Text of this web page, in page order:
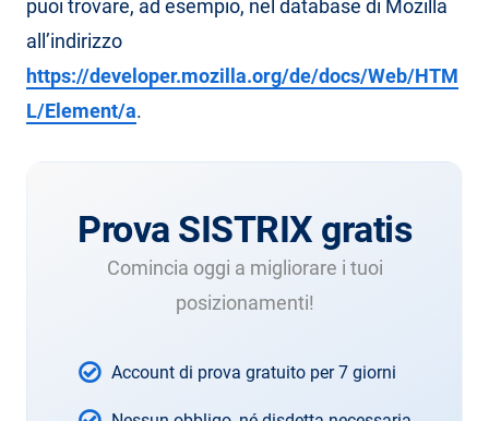
puoi trovare, ad esempio, nel database di Mozilla
all’indirizzo
https://developer.mozilla.org/de/docs/Web/HTM
L/Element/a.
Prova SISTRIX gratis
Comincia oggi a migliorare i tuoi
posizionamenti!
Account di prova gratuito per 7 giorni